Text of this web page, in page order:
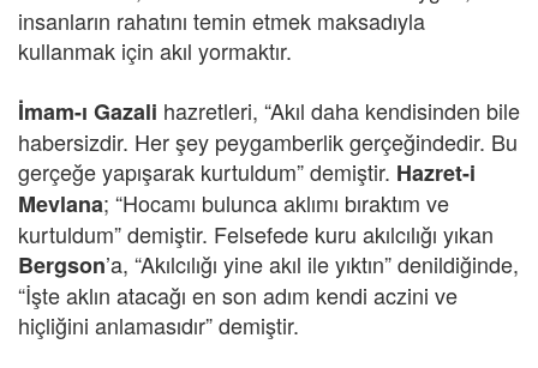
insanların rahatını temin etmek maksadıyla
kullanmak için akıl yormaktır.
İmam-ı Gazali hazretleri, “Akıl daha kendisinden bile
habersizdir. Her şey peygamberlik gerçeğindedir. Bu
gerçeğe yapışarak kurtuldum” demiştir. Hazret-i
Mevlana; “Hocamı bulunca aklımı bıraktım ve
kurtuldum” demiştir. Felsefede kuru akılcılığı yıkan
Bergson’a, “Akılcılığı yine akıl ile yıktın” denildiğinde,
“İşte aklın atacağı en son adım kendi aczini ve
hiçliğini anlamasıdır” demiştir.